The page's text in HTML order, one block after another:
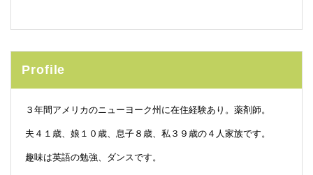
Profile
３年間アメリカのニューヨーク州に在住経験あり。薬剤師。
夫４１歳、娘１０歳、息子８歳、私３９歳の４人家族です。
趣味は英語の勉強、ダンスです。